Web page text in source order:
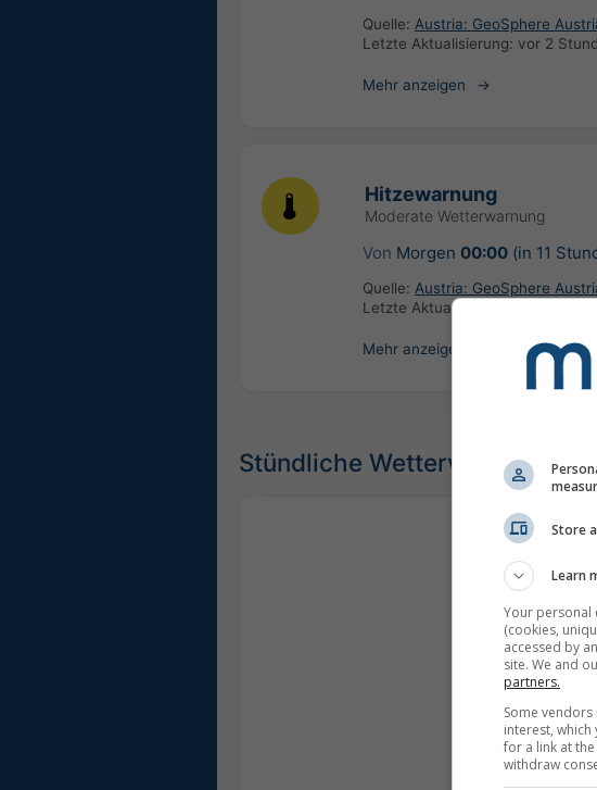
Quelle: Austria: GeoSphere
Letzte Aktualisierung: vor 2
Mehr anzeigen
Hitzewarnung
Moderate Wetterwarnung
Von Morgen 00:00(in 11
Quelle: Austria: GeoSphere
Letzte Aktualisierung:
Mehr anzeigen
Stündliche Wettervorhersage
Store
Learn
Your personal
(cookies,
accessed by
site. We and
partners.
Some
interest,
for a link at
withdraw